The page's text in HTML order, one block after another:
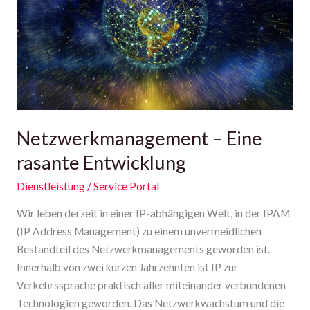
Netzwerkmanagement – Eine
rasante Entwicklung
Dienstleistung/Service Portal
Wir leben derzeit in einer IP-abhängigen Welt, in der IPAM
(IP Address Management) zu einem unvermeidlichen
Bestandteil des Netzwerkmanagements geworden ist.
Innerhalb von zwei kurzen Jahrzehnten ist IP zur
Verkehrssprache praktisch aller miteinander verbundenen
Technologien geworden. Das Netzwerkwachstum und die
Entwicklung